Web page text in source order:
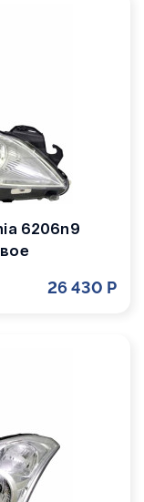
6206n9
26 430 Р